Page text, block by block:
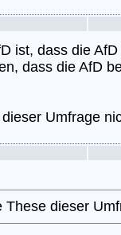
ist, dass die
dass die AfD
Umfrage
These dieser